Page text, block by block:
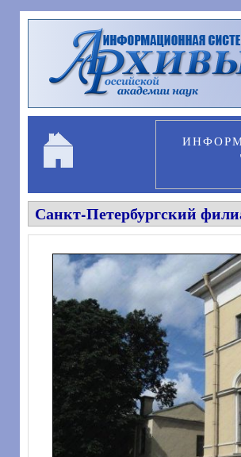
Перейти к основному содержанию
Санкт-Петербургский